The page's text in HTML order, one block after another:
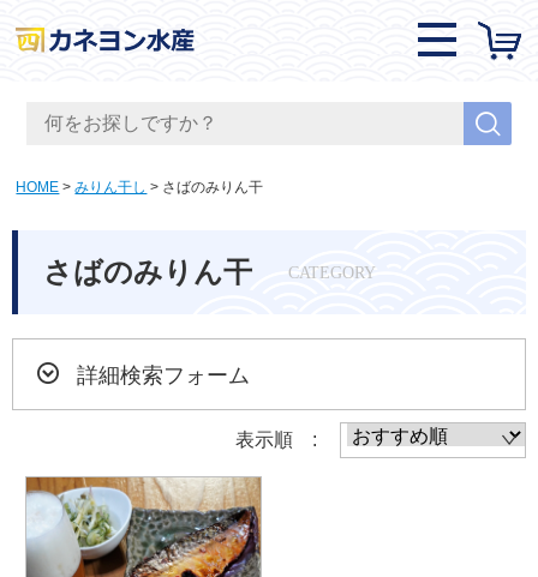
HOME みりん干し さばのみりん干
さばのみりん干 CATEGORY
詳細検索フォーム
表示順 :